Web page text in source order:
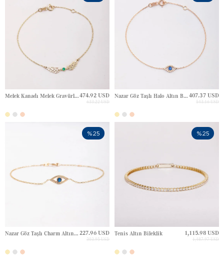
Melek Kanadı Melek Gravürlü Altın Bileklik474.92 USD
633.22 USD
Nazar Göz Taşlı Halo Altın Bileklik 407.37 USD
543.16 USD
Nazar Göz Taşlı Charm Altın Bileklik 227.96 USD
303.95 USD
%25
Tenis Altın Bileklik 1,115.98 USD
1,487.97 USD
%25